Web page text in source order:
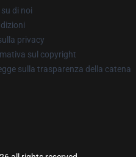
di noi
privacy
sul copyright
sulla trasparenza della catena